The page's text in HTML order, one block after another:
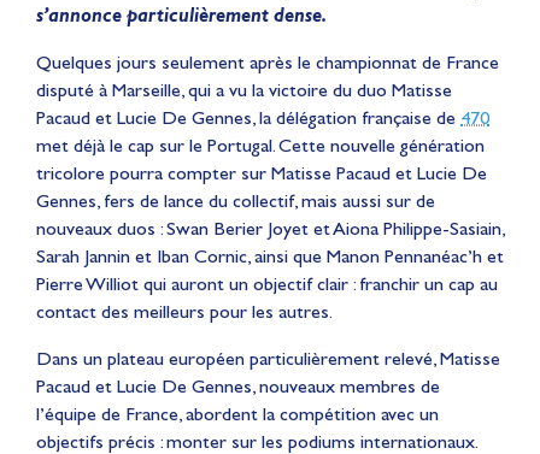
s’annonce particulièrement dense.
Quelques jours seulement après le championnat de France
disputé à Marseille, qui a vu la victoire du duo Matisse
Pacaud et Lucie De Gennes, la délégation française de 470
met déjà le cap sur le Portugal. Cette nouvelle génération
tricolore pourra compter sur Matisse Pacaud et Lucie De
Gennes, fers de lance du collectif, mais aussi sur de
nouveaux duos : Swan Berier Joyet et Aiona Philippe-Sasiain,
Sarah Jannin et Iban Cornic, ainsi que Manon Pennanéac’h et
Pierre Williot qui auront un objectif clair : franchir un cap au
contact des meilleurs pour les autres.
Dans un plateau européen particulièrement relevé, Matisse
Pacaud et Lucie De Gennes, nouveaux membres de
l’équipe de France, abordent la compétition avec un
objectifs précis : monter sur les podiums internationaux.